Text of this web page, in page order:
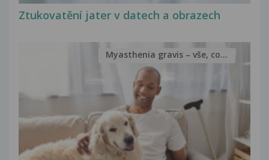
Ztukovatění jater v datech a obrazech
Myasthenia gravis – vše, co...